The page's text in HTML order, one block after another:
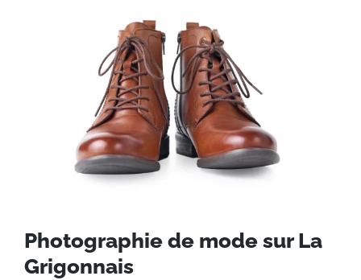
Photographie de mode sur La
Grigonnais